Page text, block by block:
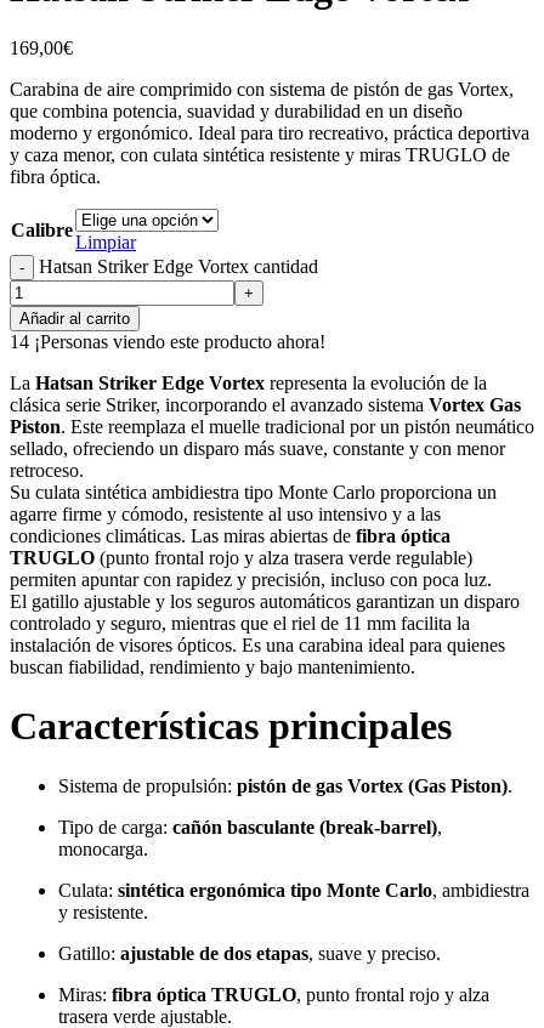
169,00€
Carabina de aire comprimido con sistema de pistón de gas Vortex,
que combina potencia, suavidad y durabilidad en un diseño
moderno y ergonómico. Ideal para tiro recreativo, práctica deportiva
y caza menor, con culata sintética resistente y miras TRUGLO de
fibra óptica.
Calibre
Limpiar
Hatsan Striker Edge Vortex cantidad
Añadir al carrito
14 ¡Personas viendo este producto ahora!
La Hatsan Striker Edge Vortex representa la evolución de la
clásica serie Striker, incorporando el avanzado sistema Vortex Gas
Piston. Este reemplaza el muelle tradicional por un pistón neumático
sellado, ofreciendo un disparo más suave, constante y con menor
retroceso.
Su culata sintética ambidiestra tipo Monte Carlo proporciona un
agarre firme y cómodo, resistente al uso intensivo y a las
condiciones climáticas. Las miras abiertas de fibra óptica
TRUGLO (punto frontal rojo y alza trasera verde regulable)
permiten apuntar con rapidez y precisión, incluso con poca luz.
El gatillo ajustable y los seguros automáticos garantizan un disparo
controlado y seguro, mientras que el riel de 11 mm facilita la
instalación de visores ópticos. Es una carabina ideal para quienes
buscan fiabilidad, rendimiento y bajo mantenimiento.
Características principales
Sistema de propulsión: pistón de gas Vortex (Gas Piston).
Tipo de carga: cañón basculante (break-barrel),
monocarga.
Culata: sintética ergonómica tipo Monte Carlo, ambidiestra
y resistente.
Gatillo: ajustable de dos etapas, suave y preciso.
Miras: fibra óptica TRUGLO, punto frontal rojo y alza
trasera verde ajustable.